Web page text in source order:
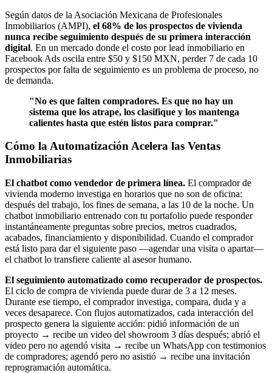
Según datos de la Asociación Mexicana de Profesionales
Inmobiliarios (AMPI), el 68% de los prospectos de vivienda
nunca recibe seguimiento después de su primera interacción
digital. En un mercado donde el costo por lead inmobiliario en
Facebook Ads oscila entre $50 y $150 MXN, perder 7 de cada 10
prospectos por falta de seguimiento es un problema de proceso, no
de demanda.
"No es que falten compradores. Es que no hay un
sistema que los atrape, los clasifique y los mantenga
calientes hasta que estén listos para comprar."
Cómo la Automatización Acelera las Ventas
Inmobiliarias
El chatbot como vendedor de primera línea. El comprador de
vivienda moderno investiga en horarios que no son de oficina:
después del trabajo, los fines de semana, a las 10 de la noche. Un
chatbot inmobiliario entrenado con tu portafolio puede responder
instantáneamente preguntas sobre precios, metros cuadrados,
acabados, financiamiento y disponibilidad. Cuando el comprador
está listo para dar el siguiente paso —agendar una visita o apartar—
el chatbot lo transfiere caliente al asesor humano.
El seguimiento automatizado como recuperador de prospectos.
El ciclo de compra de vivienda puede durar de 3 a 12 meses.
Durante ese tiempo, el comprador investiga, compara, duda y a
veces desaparece. Con flujos automatizados, cada interacción del
prospecto genera la siguiente acción: pidió información de un
proyecto → recibe un video del showroom 3 días después; abrió el
video pero no agendó visita → recibe un WhatsApp con testimonios
de compradores; agendó pero no asistió → recibe una invitación
reprogramación automática.